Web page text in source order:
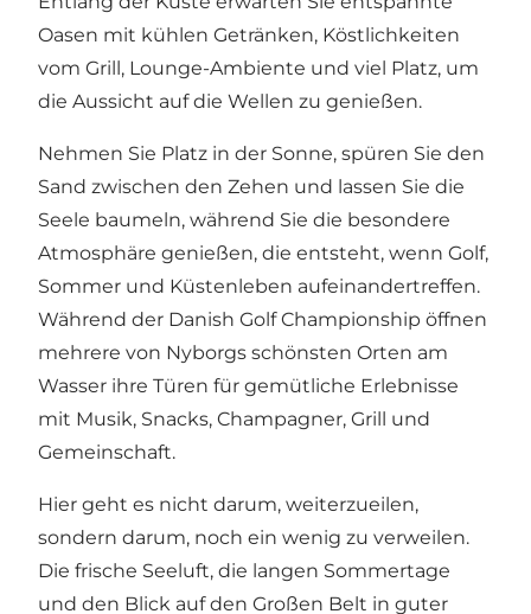
Oasen mit kühlen Getränken, Köstlichkeiten
vom Grill, Lounge-Ambiente und viel Platz, um
die Aussicht auf die Wellen zu genießen.
Nehmen Sie Platz in der Sonne, spüren Sie den
Sand zwischen den Zehen und lassen Sie die
Seele baumeln, während Sie die besondere
Atmosphäre genießen, die entsteht, wenn Golf,
Sommer und Küstenleben aufeinandertreffen.
Während der Danish Golf Championship öffnen
mehrere von Nyborgs schönsten Orten am
Wasser ihre Türen für gemütliche Erlebnisse
mit Musik, Snacks, Champagner, Grill und
Gemeinschaft.
Hier geht es nicht darum, weiterzueilen,
sondern darum, noch ein wenig zu verweilen.
Die frische Seeluft, die langen Sommertage
und den Blick auf den Großen Belt in guter